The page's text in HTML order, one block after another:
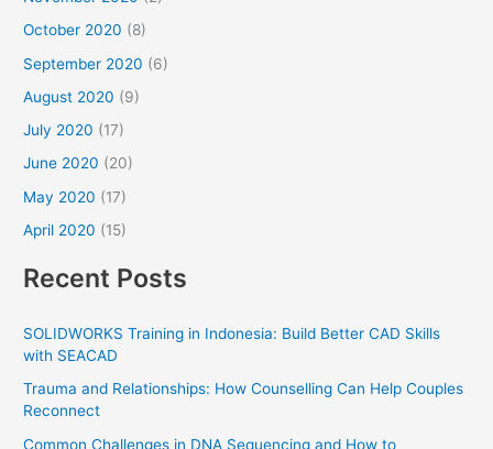
October 2020 (8)
September 2020 (6)
August 2020 (9)
July 2020 (17)
June 2020 (20)
May 2020 (17)
April 2020 (15)
Recent Posts
SOLIDWORKS Training in Indonesia: Build Better CAD Skills
with SEACAD
Trauma and Relationships: How Counselling Can Help Couples
Reconnect
Common Challenges in DNA Sequencing and How to